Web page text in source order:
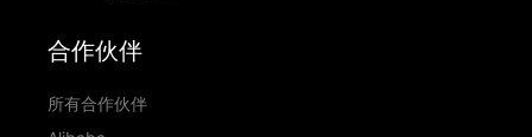
合作伙伴
所有合作伙伴